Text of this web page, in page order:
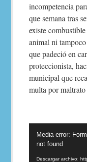
incompetencia
que semana tras
existe
animal ni
que padeció en
proteccionista,
municipal que
multa por
Media error:
not found
Descargar archivo: